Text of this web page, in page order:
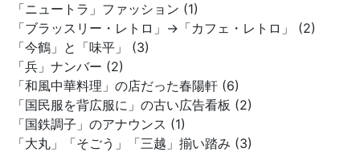
「ニュートラ」ファッション (1)
「ブラッスリー・レトロ」→「カフェ・レトロ」 (2)
「今鶴」と「味平」 (3)
「兵」ナンバー (2)
「和風中華料理」の店だった春陽軒 (6)
「国民服を背広服に」の古い広告看板 (2)
「国鉄調子」のアナウンス (1)
「大丸」「そごう」「三越」揃い踏み (3)